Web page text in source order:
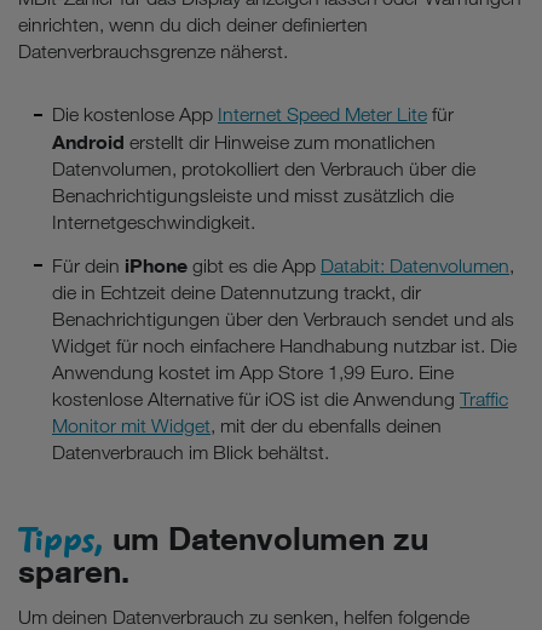
einrichten, wenn du dich deiner definierten
Datenverbrauchsgrenze näherst.
Die kostenlose App Internet Speed Meter Lite für
Android erstellt dir Hinweise zum monatlichen
Datenvolumen, protokolliert den Verbrauch über die
Benachrichtigungsleiste und misst zusätzlich die
Internetgeschwindigkeit.
Für dein iPhone gibt es die App Databit: Datenvolumen,
die in Echtzeit deine Datennutzung trackt, dir
Benachrichtigungen über den Verbrauch sendet und als
Widget für noch einfachere Handhabung nutzbar ist. Die
Anwendung kostet im App Store 1,99 Euro. Eine
kostenlose Alternative für iOS ist die Anwendung Traffic
Monitor mit Widget, mit der du ebenfalls deinen
Datenverbrauch im Blick behältst.
Tipps, um Datenvolumen zu
sparen.
Um deinen Datenverbrauch zu senken, helfen folgende